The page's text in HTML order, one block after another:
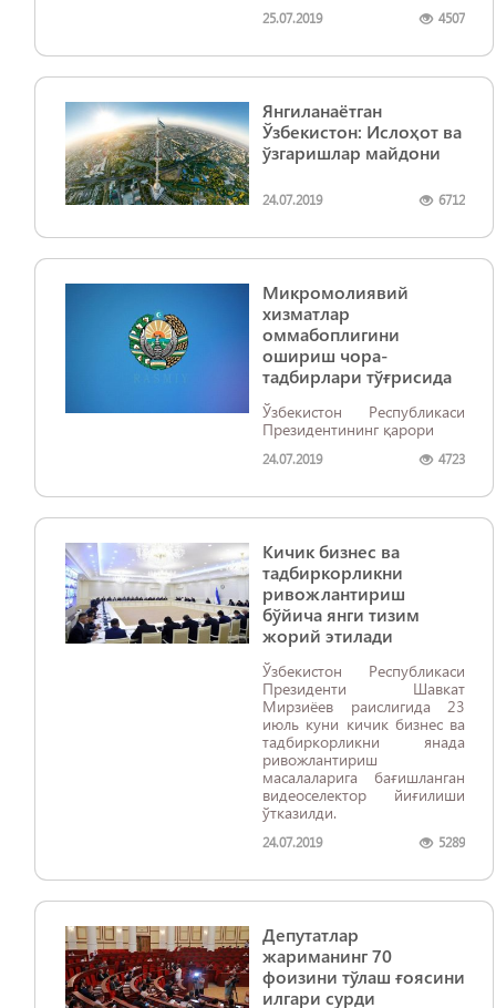
долзарб масалалари»
ташкил этилди.
25.07.2019 4507
Янгиланаётган
Ўзбекистон: Ислоҳот ва
ўзгаришлар майдони
24.07.2019 6712
Микромолиявий
хизматлар
оммабоплигини
ошириш чора-
тадбирлари тўғрисида
Ўзбекистон Республикаси
Президентининг қарори
24.07.2019 4723
Кичик бизнес ва
тадбиркорликни
ривожлантириш
бўйича янги тизим
жорий этилади
Ўзбекистон Республикаси
Президенти Шавкат
Мирзиёев раислигида 23
июль куни кичик бизнес ва
тадбиркорликни янада
ривожлантириш
масалаларига бағишланган
видеоселектор йиғилиши
ўтказилди.
24.07.2019 5289
Депутатлар
жариманинг 70
фоизини тўлаш ғоясини
илгари сурди